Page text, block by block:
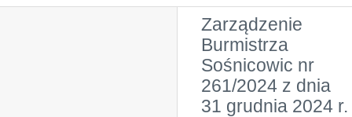
Zarządzenie
Burmistrza
Sośnicowic nr
261/2024 z dnia
31 grudnia 2024 r.